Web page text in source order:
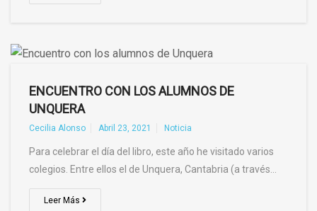
ENCUENTRO CON LOS ALUMNOS DE
UNQUERA
Cecilia Alonso Abril 23, 2021 Noticia
Para celebrar el día del libro, este año he visitado varios
colegios. Entre ellos el de Unquera, Cantabria (a través…
Leer Más